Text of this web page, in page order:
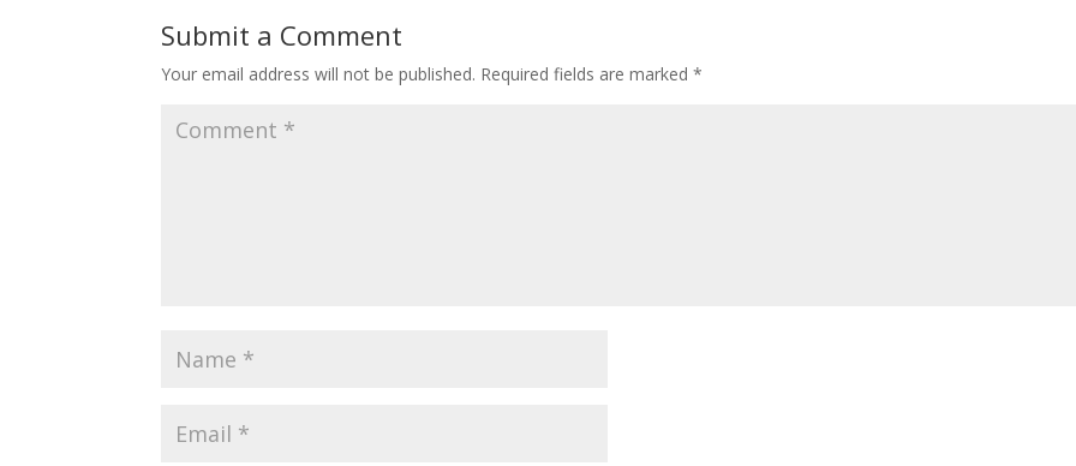
Submit a Comment
Your email address will not be published. Required fields are marked*